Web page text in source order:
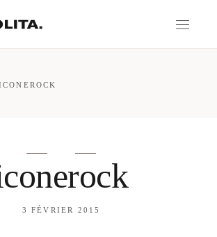
3 FÉVRIER 2015